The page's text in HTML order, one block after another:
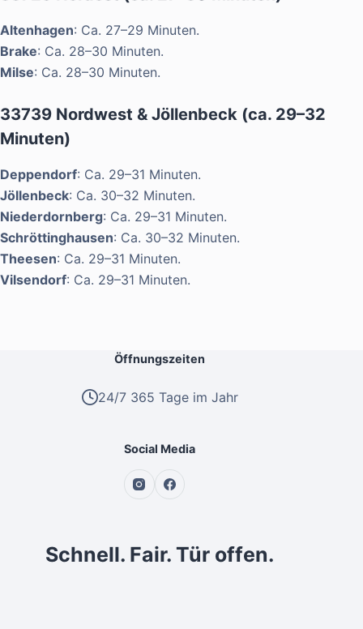
Altenhagen: Ca. 27–29 Minuten.
Brake: Ca. 28–30 Minuten.
Milse: Ca. 28–30 Minuten.
33739 Nordwest & Jöllenbeck (ca. 29–32
Minuten)
Deppendorf: Ca. 29–31 Minuten.
Jöllenbeck: Ca. 30–32 Minuten.
Niederdornberg: Ca. 29–31 Minuten.
Schröttinghausen: Ca. 30–32 Minuten.
Theesen: Ca. 29–31 Minuten.
Vilsendorf: Ca. 29–31 Minuten.
Öffnungszeiten
24/7 365 Tage im Jahr
Social Media
Schnell. Fair. Tür offen.